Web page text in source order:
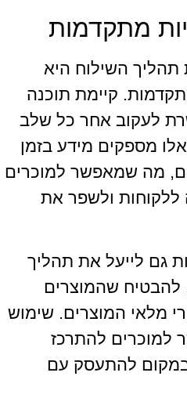
מתקדמות
השילוח היא
קיימת תוכנה
לעקוב אחר כל שלב
מספקים מידע בזמן
מה שמאפשר למוכרים
ולשפר את
גם לייעל את תהליך
שהמוצרים
מלאי המוצרים. שימוש
למוכרים להתרכז
במקום להתעסק עם